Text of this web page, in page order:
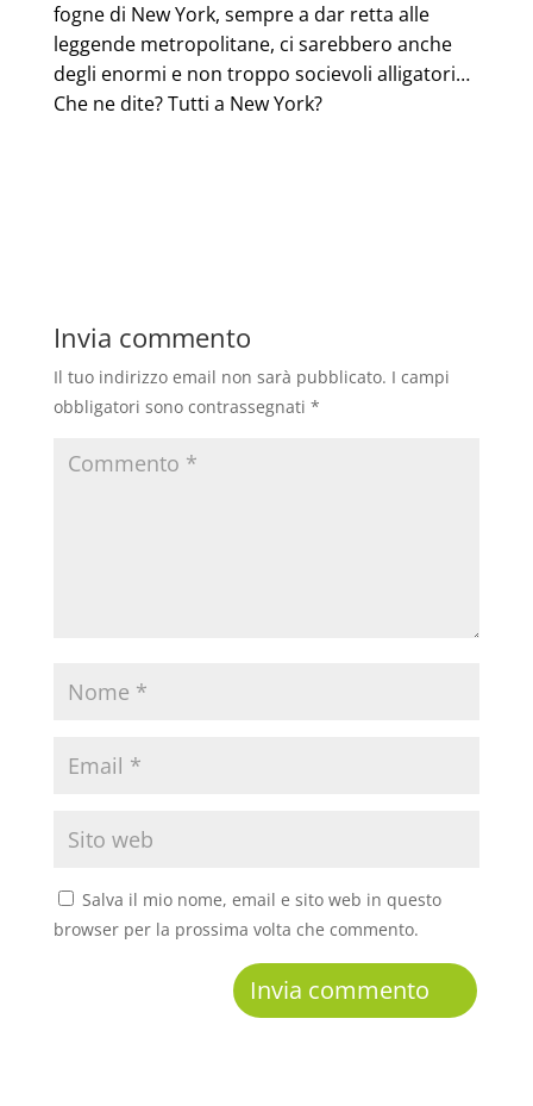
fogne di New York, sempre a dar retta alle
leggende metropolitane, ci sarebbero anche
degli enormi e non troppo socievoli alligatori…
Che ne dite? Tutti a New York?
Invia commento
Il tuo indirizzo email non sarà pubblicato. I campi
obbligatori sono contrassegnati *
Salva il mio nome, email e sito web in questo
browser per la prossima volta che commento.